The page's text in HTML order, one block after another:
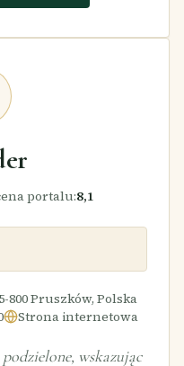
portalu:8,1
800 Pruszków, Polska
Strona internetowa
wskazując